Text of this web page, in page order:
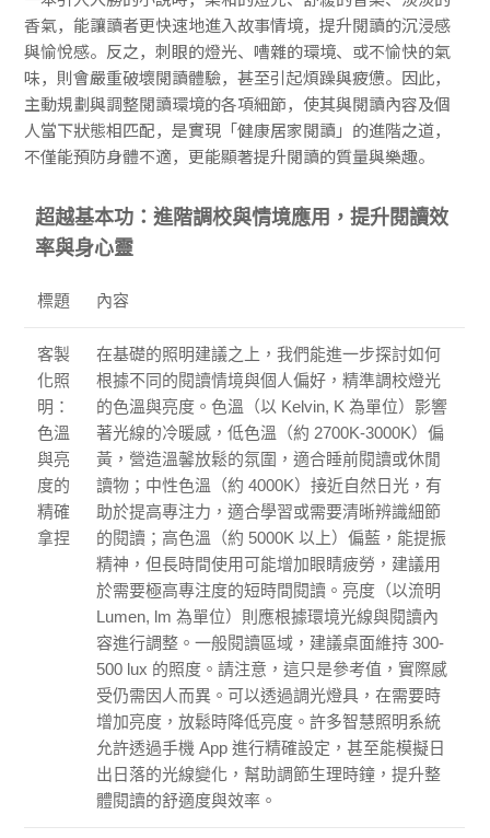
香氣，能讓讀者更快速地進入故事情境，提升閱讀的沉浸感
與愉悅感。反之，刺眼的燈光、嘈雜的環境、或不愉快的氣
味，則會嚴重破壞閱讀體驗，甚至引起煩躁與疲憊。因此，
主動規劃與調整閱讀環境的各項細節，使其與閱讀內容及個
人當下狀態相匹配，是實現「健康居家閱讀」的進階之道，
不僅能預防身體不適，更能顯著提升閱讀的質量與樂趣。
超越基本功：進階調校與情境應用，提升閱讀效
率與身心靈
標題 內容
客製
化照
明：
色溫
與亮
度的
精確
拿捏
在基礎的照明建議之上，我們能進一步探討如何
根據不同的閱讀情境與個人偏好，精準調校燈光
的色溫與亮度。色溫（以 Kelvin, K 為單位）影響
著光線的冷暖感，低色溫（約 2700K-3000K）偏
黃，營造溫馨放鬆的氛圍，適合睡前閱讀或休閒
讀物；中性色溫（約 4000K）接近自然日光，有
助於提高專注力，適合學習或需要清晰辨識細節
的閱讀；高色溫（約 5000K 以上）偏藍，能提振
精神，但長時間使用可能增加眼睛疲勞，建議用
於需要極高專注度的短時間閱讀。亮度（以流明
Lumen, lm 為單位）則應根據環境光線與閱讀內
容進行調整。一般閱讀區域，建議桌面維持 300-
500 lux 的照度。請注意，這只是參考值，實際感
受仍需因人而異。可以透過調光燈具，在需要時
增加亮度，放鬆時降低亮度。許多智慧照明系統
允許透過手機 App 進行精確設定，甚至能模擬日
出日落的光線變化，幫助調節生理時鐘，提升整
體閱讀的舒適度與效率。